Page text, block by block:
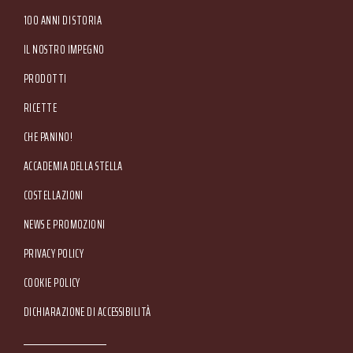
Tel. +39 045.80.97.511 - Fax +39 045.55.15.89
100 ANNI DI STORIA
IL NOSTRO IMPEGNO
PRODOTTI
RICETTE
CHE PANINO!
ACCADEMIA DELLA STELLA
COSTELLAZIONI
NEWS E PROMOZIONI
Footer Service Menu
PRIVACY POLICY
COOKIE POLICY
DICHIARAZIONE DI ACCESSIBILITÀ